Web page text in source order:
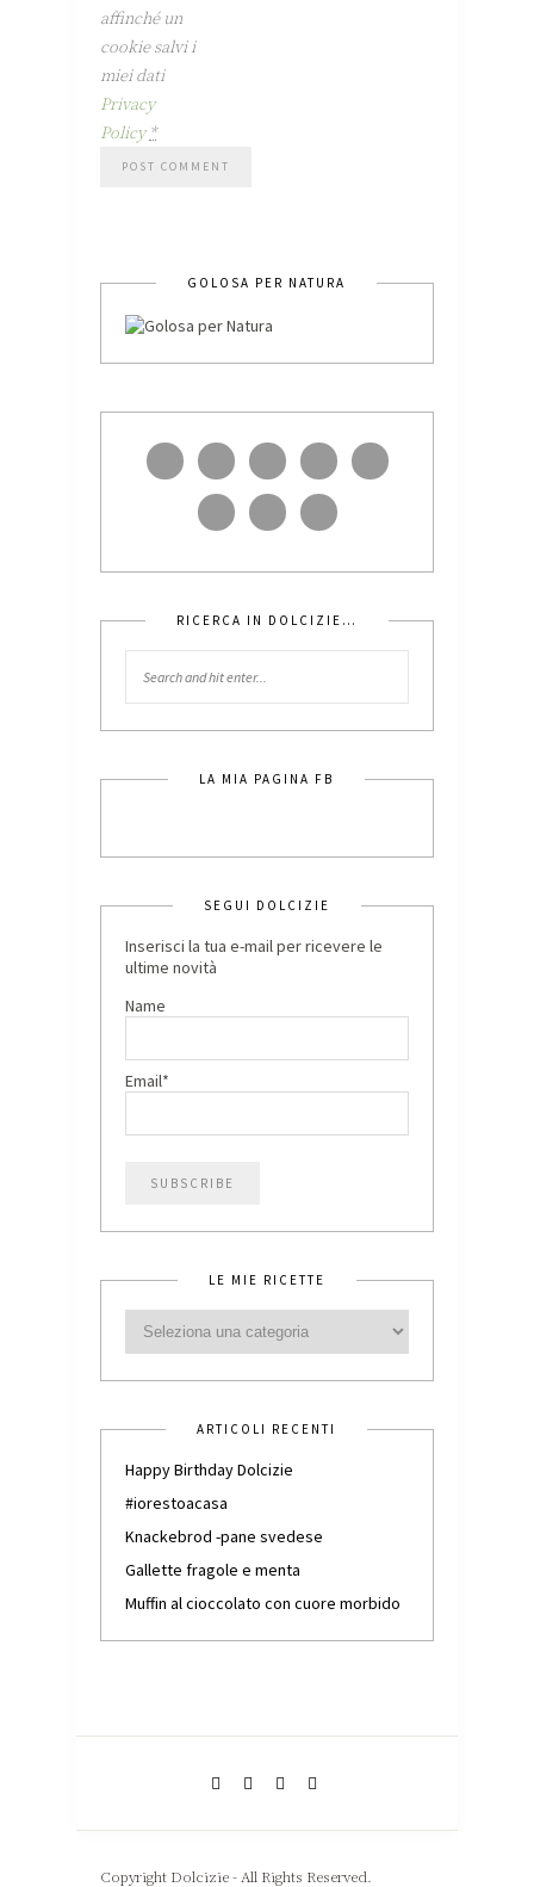
affinché un
cookie salvi i
miei dati
Privacy
Policy *
GOLOSA PER NATURA
RICERCA IN DOLCIZIE…
LA MIA PAGINA FB
SEGUI DOLCIZIE
Inserisci la tua e-mail per ricevere le
ultime novità
Name
Email*
LE MIE RICETTE
ARTICOLI RECENTI
Happy Birthday Dolcizie
#iorestoacasa
Knackebrod -pane svedese
Gallette fragole e menta
Muffin al cioccolato con cuore morbido
Copyright Dolcizie - All Rights Reserved.